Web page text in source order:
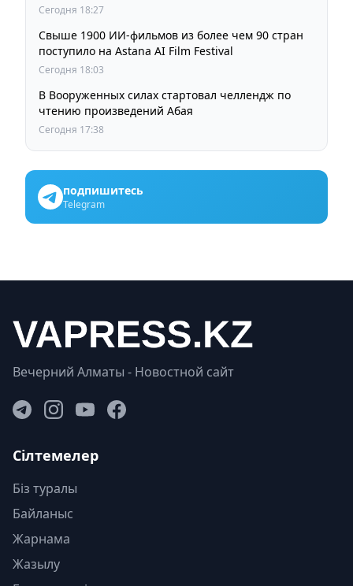
Сегодня 18:27
Свыше 1900 ИИ-фильмов из более чем 90 стран
поступило на Astana AI Film Festival
Сегодня 18:03
В Вооруженных силах стартовал челлендж по
чтению произведений Абая
Сегодня 17:38
подпишитесь
Telegram
Вечерний Алматы - Новостной сайт
Сілтемелер
Біз туралы
Байланыс
Жарнама
Жазылу